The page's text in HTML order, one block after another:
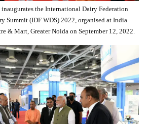
inaugurates the International Dairy Federation
Summit (IDF WDS) 2022, organised at India
& Mart, Greater Noida on September 12, 2022.